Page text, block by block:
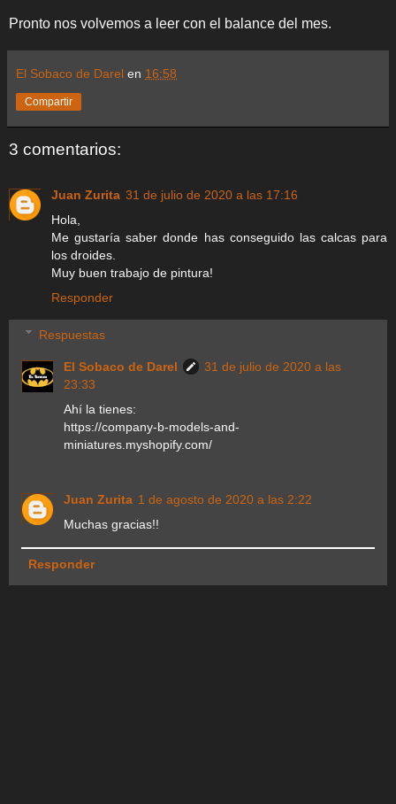
Pronto nos volvemos a leer con el balance del mes.
El Sobaco de Darel en 16:58
Compartir
3 comentarios:
Juan Zurita 31 de julio de 2020 a las 17:16
Hola,
Me gustaría saber donde has conseguido las calcas para
los droides.
Muy buen trabajo de pintura!
Responder
Respuestas
El Sobaco de Darel
31 de julio de 2020 a las
23:33
Ahí la tienes:
https://company-b-models-and-
miniatures.myshopify.com/
Juan Zurita 1 de agosto de 2020 a las 2:22
Muchas gracias!!
Responder